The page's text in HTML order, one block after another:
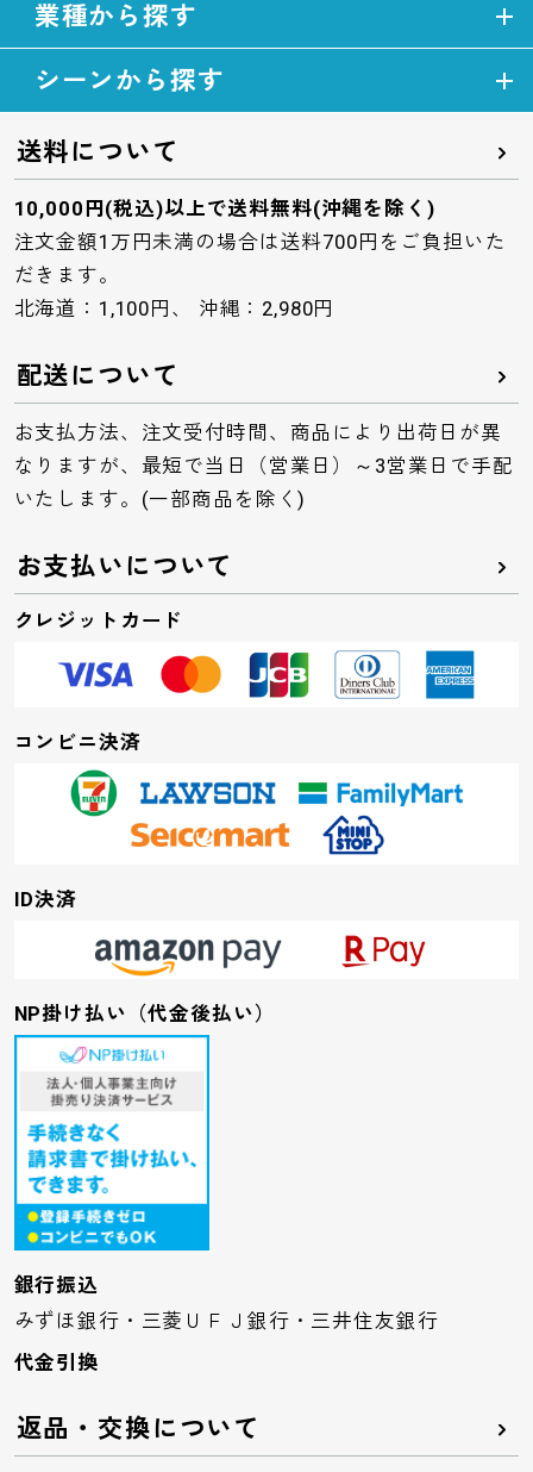
業種から探す
シーンから探す
送料について
10,000円(税込)以上で送料無料(沖縄を除く)
注文金額1万円未満の場合は送料700円をご負担いた
だきます。
北海道：1,100円、 沖縄：2,980円
配送について
お支払方法、注文受付時間、商品により出荷日が異
なりますが、最短で当日（営業日）～3営業日で手配
いたします。(一部商品を除く)
お支払いについて
クレジットカード
コンビニ決済
ID決済
NP掛け払い（代金後払い）
銀行振込
みずほ銀行・三菱ＵＦＪ銀行・三井住友銀行
代金引換
返品・交換について